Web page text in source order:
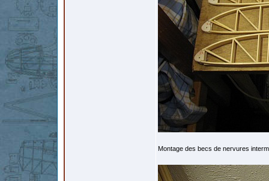
Montage des becs de nervures